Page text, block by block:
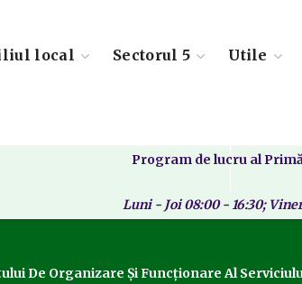
local Sectorul 5 Utile
Program de lucru al
Luni - Joi 08:00 - 16:30;
De Organizare Și Funcționare Al